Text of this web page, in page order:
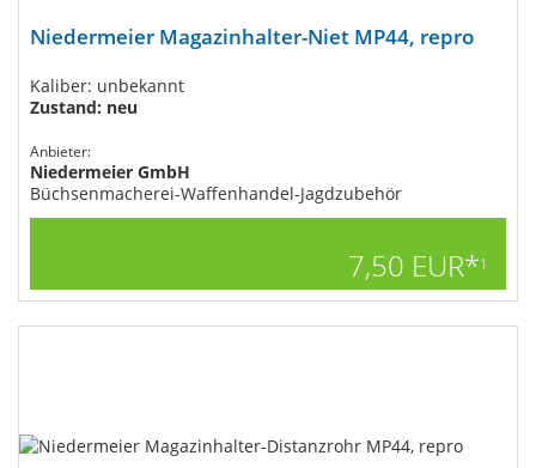
Niedermeier Magazinhalter-Niet MP44, repro
Kaliber: unbekannt
Zustand: neu
Anbieter:
Niedermeier GmbH
Büchsenmacherei-Waffenhandel-Jagdzubehör
7,50 EUR*1